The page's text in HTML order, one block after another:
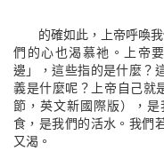
的確如此，上帝呼喚
們的心也渴慕祂。上帝
邊」，這些指的是什麼？
義是什麼呢？上帝自己就
節，英文新國際版），
食，是我們的活水。我們
又渴。